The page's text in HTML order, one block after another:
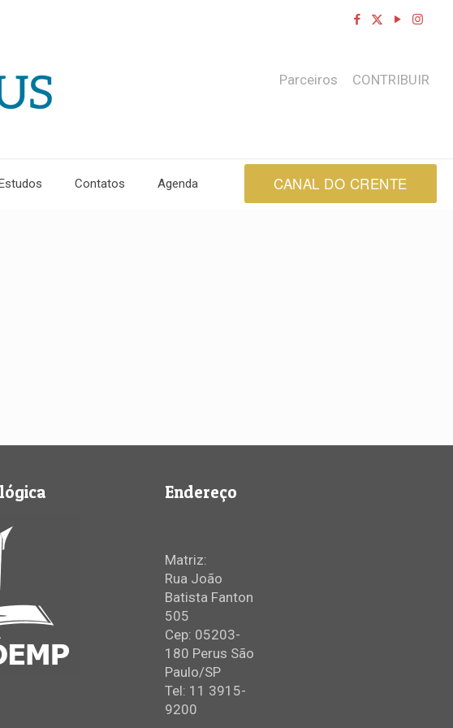
Contatos Agenda
Parceiros CONTRIBUIR
CANAL DO CRENTE
Endereço
Matriz:
Rua João
Batista Fanton
505
Cep: 05203-
180 Perus São
Paulo/SP
Tel: 11 3915-
9200